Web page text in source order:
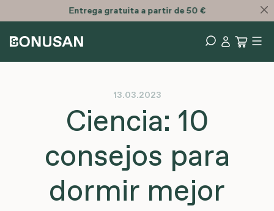
Ahorre con los nuevos packs de Bonusan
13.03.2023
Ciencia: 10
consejos para
dormir mejor